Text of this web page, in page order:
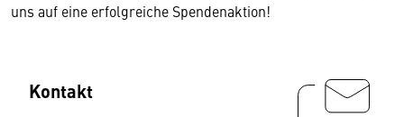
uns auf eine erfolgreiche Spendenaktion!
Kontakt